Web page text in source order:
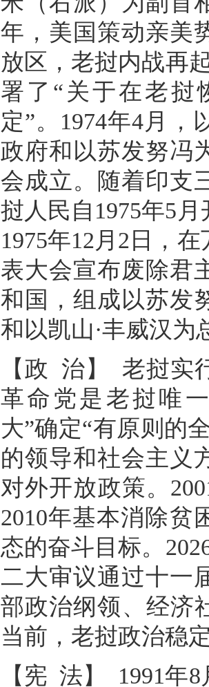
年，美国策动亲美
放区，老挝内战再
署了“关于在老挝
定”。1974年4月，
政府和以苏发努冯
会成立。随着印支
挝人民自1975年5
1975年12月2日，
表大会宣布废除君
和国，组成以苏发
和以凯山·丰威汉为
【政 治】 老挝实
革命党是老挝唯
大”确定“有原则的
的领导和社会主义
对外开放政策。
2010年基本消除贫
态的奋斗目标。
二大审议通过十一
部政治纲领、经济
当前，老挝政治稳
【宪 法】 1991年